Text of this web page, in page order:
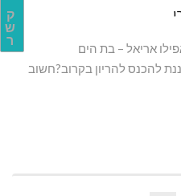
ק
ש
ר
אריאל – בת הים
להכנס להריון בקרוב?חשוב